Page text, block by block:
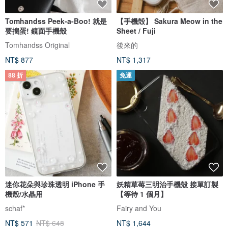
Tomhandss Peek-a-Boo! 就是
要搗蛋! 鏡面手機殼
Tomhandss Original
NT$ 877
【手機殻】 Sakura Meow in the
Sheet / Fuji
後來的
NT$ 1,317
88 折
迷你花朵與珍珠透明 iPhone 手
機殼/水晶用
schaf*
NT$ 571 NT$ 648
免運
妖精草莓三明治手機殼 接單訂製
【等待 1 個月】
Fairy and You
NT$ 1,644